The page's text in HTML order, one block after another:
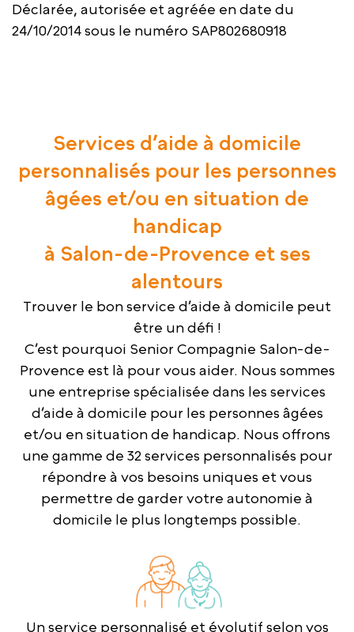
Déclarée, autorisée et agréée en date du
24/10/2014 sous le numéro SAP802680918
Services d’aide à domicile
personnalisés pour les personnes
âgées et/ou en situation de
handicap
à Salon-de-Provence et ses
alentours
Trouver le bon service d’aide à domicile peut
être un défi !
C’est pourquoi Senior Compagnie Salon-de-
Provence est là pour vous aider. Nous sommes
une entreprise spécialisée dans les services
d’aide à domicile pour les personnes âgées
et/ou en situation de handicap. Nous offrons
une gamme de 32 services personnalisés pour
répondre à vos besoins uniques et vous
permettre de garder votre autonomie à
domicile le plus longtemps possible.
Un service personnalisé et évolutif selon vos